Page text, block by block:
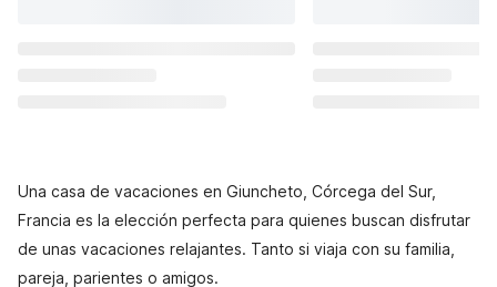
Una casa de vacaciones en Giuncheto, Córcega del Sur,
Francia es la elección perfecta para quienes buscan disfrutar
de unas vacaciones relajantes. Tanto si viaja con su familia,
pareja, parientes o amigos.